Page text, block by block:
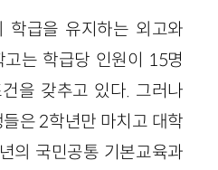
학급을 유지하는 외고와
는 학급당 인원이 15명
을 갖추고 있다. 그러나
은 2학년만 마치고 대학
의 국민공통 기본교육과